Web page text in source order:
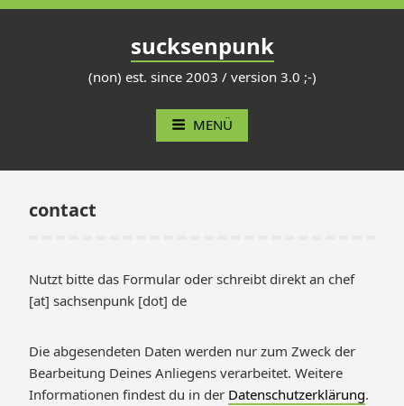
Zum
sucksenpunk
(non) est. since 2003 / version 3.0 ;-)
MENÜ
contact
Nutzt bitte das Formular oder schreibt direkt an chef
[at] sachsenpunk [dot] de
Die abgesendeten Daten werden nur zum Zweck der
Bearbeitung Deines Anliegens verarbeitet. Weitere
Informationen findest du in der Datenschutzerklärung.